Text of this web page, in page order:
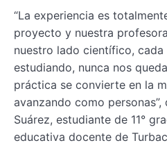
“La experiencia es
proyecto y nuestra
nuestro lado científico,
estudiando, nunca nos
práctica se convierte en la
avanzando como
Suárez, estudiante de 11°
educativa docente de